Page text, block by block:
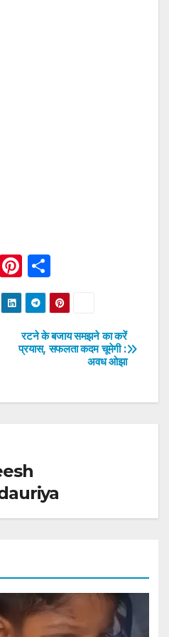
Li Pi
nt
er
e
st
h
ar
e
रटने के बजाय समझने का करें
प्रयास, सफलता कदम चूमेगी :
अवध ओझा